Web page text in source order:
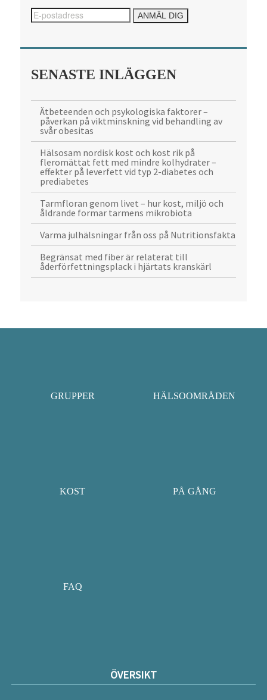
SENASTE INLÄGGEN
Ätbeteenden och psykologiska faktorer –
påverkan på viktminskning vid behandling av
svår obesitas
Hälsosam nordisk kost och kost rik på
fleromättat fett med mindre kolhydrater –
effekter på leverfett vid typ 2-diabetes och
prediabetes
Tarmfloran genom livet – hur kost, miljö och
åldrande formar tarmens mikrobiota
Varma julhälsningar från oss på Nutritionsfakta
Begränsat med fiber är relaterat till
åderförfettningsplack i hjärtats kranskärl
GRUPPER HÄLSOOMRÅDEN
KOST PÅ GÅNG
FAQ
ÖVERSIKT